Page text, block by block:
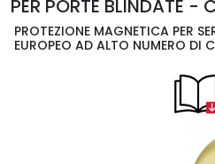
PER PORTE BLINDATE -
PROTEZIONE MAGNETICA PER
EUROPEO AD ALTO NUMERO DI